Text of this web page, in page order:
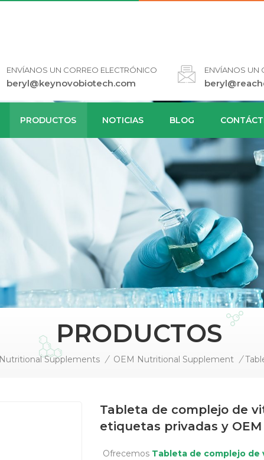
ENVÍANOS UN CORREO ELECTRÓNICO
beryl@keynovobiotech.com
ENVÍANOS UN
PRODUCTOS NOTICIAS BLOG
PRODUCTOS
Nutritional Supplements / OEM Nutritional Supplement /
Tableta de complejo de
etiquetas privadas y OEM
Ofrecemos Tableta de complejo de